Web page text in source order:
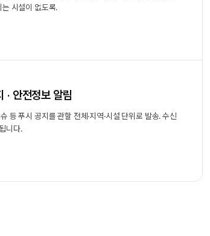
시설이 없도록.
· 안전정보 알림
등 푸시 공지를 관할 전체·지역·시설 단위로 발송. 수신
니다.